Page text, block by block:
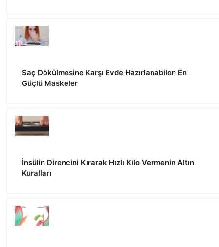
Saç Dökülmesine Karşı Evde Hazırlanabilen En
Güçlü Maskeler
İnsülin Direncini Kırarak Hızlı Kilo Vermenin Altın
Kuralları